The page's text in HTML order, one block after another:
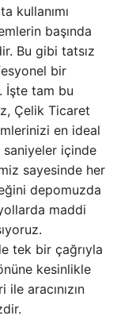
kullanımı
başında
Bu gibi tatsız
bir
İşte tam bu
Çelik Ticaret
en ideal
içinde
sayesinde her
depomuzda
maddi
tek bir çağrıyla
kesinlikle
aracınızın